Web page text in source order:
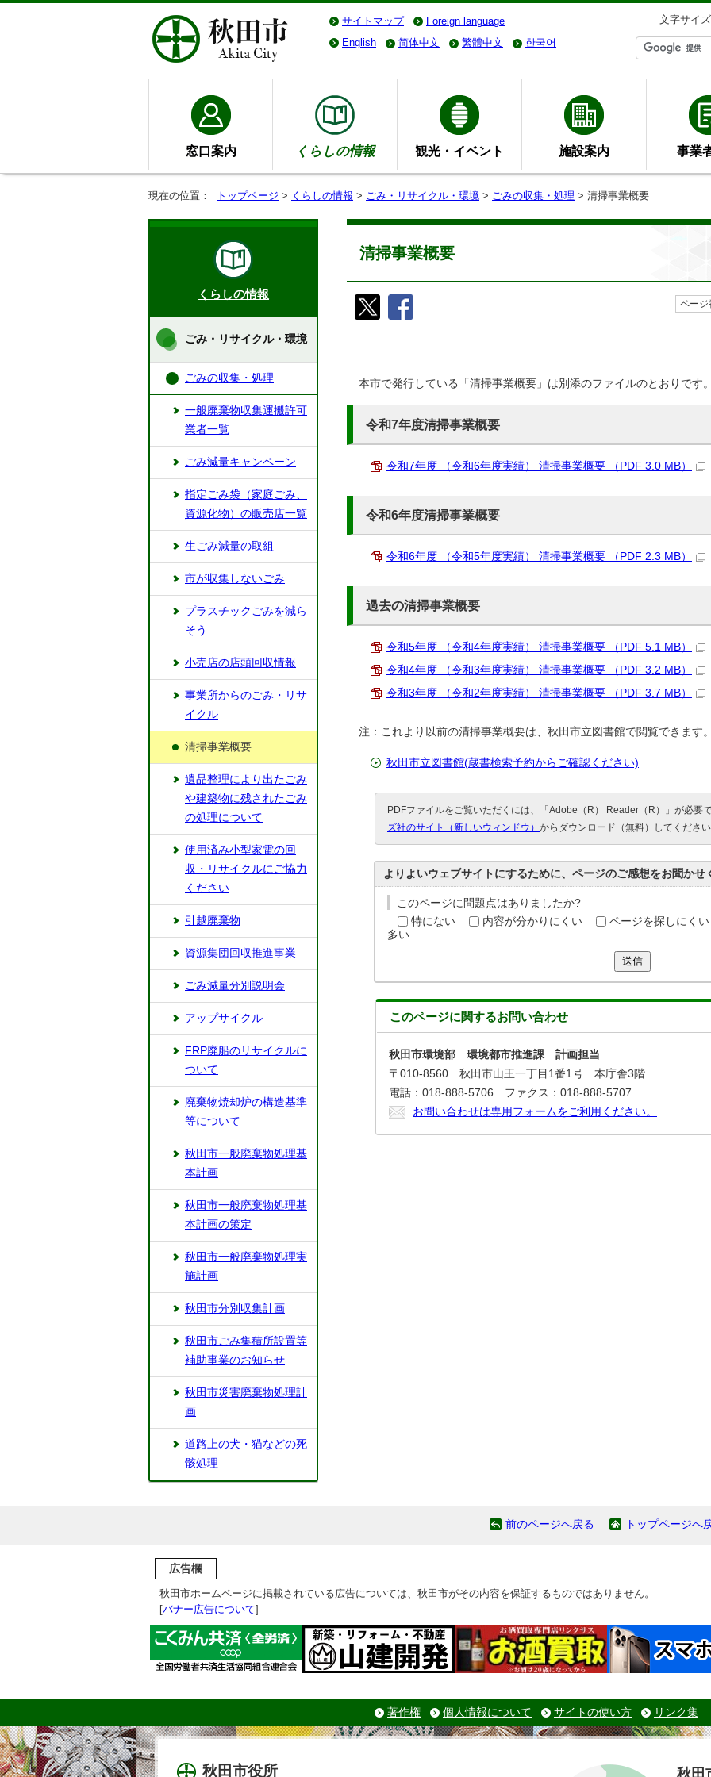
サイトマップ Foreign language
文字サイズ
English
简体中文 繁體中文 한국어
窓口案内 くらしの情報 観光・イベント 施設案内 事業
現在の位置： トップページ > くらしの情報 > ごみ・リサイクル・環境 > ごみの収集・処理 > 清掃事業概要
清掃事業概要
ペー
本市で発行している「清掃事業概要」は別添のファイルのとおりです
令和7年度清掃事業概要
令和7年度 （令和6年度実績） 清掃事業概要 （PDF 3.0 MB）
令和6年度清掃事業概要
令和6年度 （令和5年度実績） 清掃事業概要 （PDF 2.3 MB）
過去の清掃事業概要
令和5年度 （令和4年度実績） 清掃事業概要 （PDF 5.1 MB）
令和4年度 （令和3年度実績） 清掃事業概要 （PDF 3.2 MB）
令和3年度 （令和2年度実績） 清掃事業概要 （PDF 3.7 MB）
注：これより以前の清掃事業概要は、秋田市立図書館で閲覧できます
秋田市立図書館(蔵書検索予約からご確認ください)
PDFファイルをご覧いただくには、「Adobe（R） Reader（R）」が必要
ズ社のサイト（新しいウィンドウ） からダウンロード（無料）してくださ
よりよいウェブサイトにするために、ページのご感想をお聞かせ
このページに問題点はありましたか?
特にない
内容が分かりにくい
ページを探しにくい
多い
送信
このページに関するお問い合わせ
秋田市環境部 環境都市推進課 計画担当
〒010-8560 秋田市山王一丁目1番1号 本庁舎3階
電話：018-888-5706 ファクス：018-888-5707
お問い合わせは専用フォームをご利用ください。
くらしの情報
ごみ・リサイクル・環境
ごみの収集・処理
一般廃棄物収集運搬許可
業者一覧
ごみ減量キャンペーン
指定ごみ袋（家庭ごみ、
資源化物）の販売店一覧
生ごみ減量の取組
市が収集しないごみ
プラスチックごみを減ら
そう
小売店の店頭回収情報
事業所からのごみ・リサ
イクル
清掃事業概要
遺品整理により出たごみ
や建築物に残されたごみ
の処理について
使用済み小型家電の回
収・リサイクルにご協力
ください
引越廃棄物
資源集団回収推進事業
ごみ減量分別説明会
アップサイクル
FRP廃船のリサイクルに
ついて
廃棄物焼却炉の構造基準
等について
秋田市一般廃棄物処理基
本計画
秋田市一般廃棄物処理基
本計画の策定
秋田市一般廃棄物処理実
施計画
秋田市分別収集計画
秋田市ごみ集積所設置等
補助事業のお知らせ
秋田市災害廃棄物処理計
画
道路上の犬・猫などの死
骸処理
前のページへ戻る トップページへ
広告欄
秋田市ホームページに掲載されている広告については、秋田市がその内容を保証するものではありません。
[バナー広告について]
著作権 個人情報について サイトの使い方 リンク集
秋田市役所 秋田